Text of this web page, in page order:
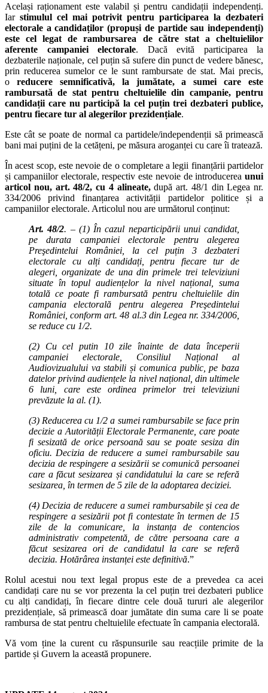
Același raționament este valabil și pentru candidații independenți.
Iar stimulul cel mai potrivit pentru participarea la dezbateri
electorale a candidaților (propuși de partide sau independenți)
este cel legat de rambursarea de către stat a cheltuielilor
aferente campaniei electorale. Dacă evită participarea la
dezbaterile naționale, cel puțin să sufere din punct de vedere bănesc,
prin reducerea sumelor ce le sunt rambursate de stat. Mai precis,
o reducere semnificativă, la jumătate, a sumei care este
rambursată de stat pentru cheltuielile din campanie, pentru
candidații care nu participă la cel puțin trei dezbateri publice,
pentru fiecare tur al alegerilor prezidențiale.
Este cât se poate de normal ca partidele/independenții să primească
bani mai puțini de la cetățeni, pe măsura aroganței cu care îi tratează.
În acest scop, este nevoie de o completare a legii finanțării partidelor
și campaniilor electorale, respectiv este nevoie de introducerea unui
articol nou, art. 48/2, cu 4 alineate,după art. 48/1 din Legea nr.
334/2006 privind finanțarea activității partidelor politice și a
campaniilor electorale. Articolul nou are următorul conținut:
Art. 48/2. – (1) În cazul neparticipării unui candidat,
pe durata campaniei electorale pentru alegerea
Preşedintelui României, la cel puțin 3 dezbateri
electorale cu alți candidați, pentru fiecare tur de
alegeri, organizate de una din primele trei televiziuni
situate în topul audiențelor la nivel național, suma
totală ce poate fi rambursată pentru cheltuielile din
campania electorală pentru alegerea Preşedintelui
României, conform art. 48 al.3 din Legea nr. 334/2006,
se reduce cu 1/2.
(2) Cu cel putin 10 zile înainte de data începerii
campaniei electorale, Consiliul Național al
Audiovizualului va stabili și comunica public, pe baza
datelor privind audiențele la nivel național, din ultimele
6 luni, care este ordinea primelor trei televiziuni
prevăzute la al. (1).
(3) Reducerea cu 1/2 a sumei rambursabile se face prin
decizie a Autorității Electorale Permanente, care poate
fi sesizată de orice persoană sau se poate sesiza din
oficiu. Decizia de reducere a sumei rambursabile sau
decizia de respingere a sesizării se comunică persoanei
care a făcut sesizarea și candidatului la care se referă
sesizarea, în termen de 5 zile de la adoptarea deciziei.
(4) Decizia de reducere a sumei rambursabile și cea de
respingere a sesizării pot fi contestate în termen de 15
zile de la comunicare, la instanța de contencios
administrativ competentă, de către persoana care a
făcut sesizarea ori de candidatul la care se referă
decizia. Hotărârea instanței este definitivă.”
Rolul acestui nou text legal propus este de a prevedea ca acei
candidați care nu se vor prezenta la cel puțin trei dezbateri publice
cu alți candidați, în fiecare dintre cele două tururi ale alegerilor
prezidențiale, să primească doar jumătate din suma care li se poate
rambursa de stat pentru cheltuielile efectuate în campania electorală.
Vă vom ține la curent cu răspunsurile sau reacțiile primite de la
partide și Guvern la această propunere.